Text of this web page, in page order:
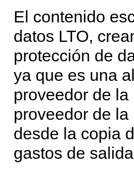
El contenido
datos LTO,
protección de
ya que es una
proveedor de
proveedor de
desde la copia
gastos de